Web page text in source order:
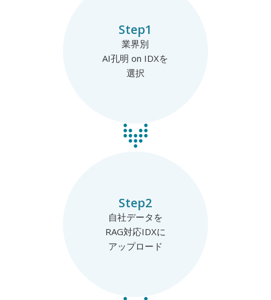
Step1
業界別
AI孔明 on IDXを
選択
Step2
自社データを
RAG対応IDXに
アップロード